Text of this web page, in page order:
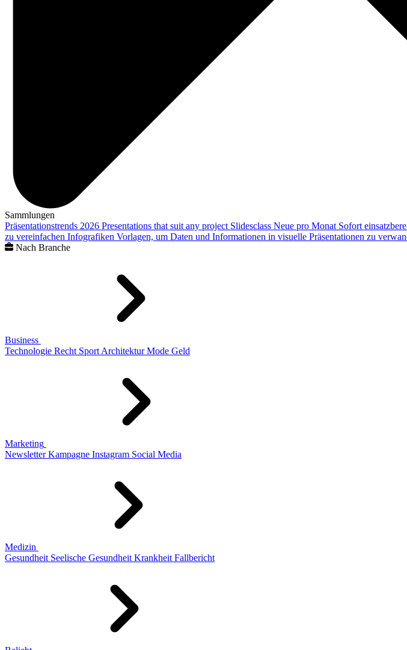
Sammlungen
Präsentationstrends 2026 Presentations that suit any project Slidesclass Neue pro Monat Sofort
zu vereinfachen Infografiken Vorlagen, um Daten und Informationen in visuelle Präsentationen zu
Nach Branche
Business
Technologie Recht Sport Architektur Mode Geld
Marketing
Newsletter Kampagne Instagram Social Media
Medizin
Gesundheit Seelische Gesundheit Krankheit Fallbericht